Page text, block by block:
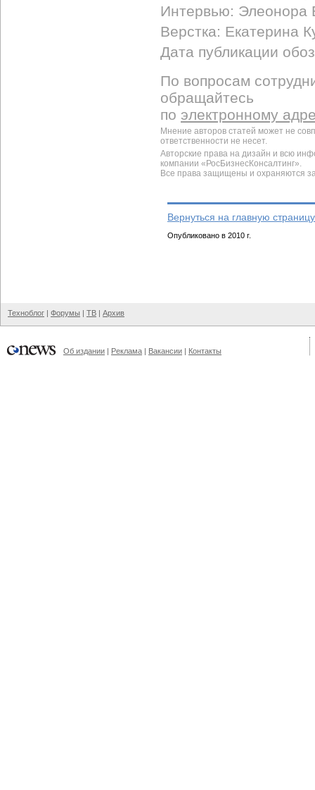
Интервью: Элеонора
Верстка: Екатерина
Дата публикации
По вопросам
обращайтесь
по электронному
Мнение авторов статей может не
ответственности не несет.
Авторские права на дизайн и всю
компании «РосБизнесКонсалтинг».
Все права защищены и охраняются
Вернуться на главную
Опубликовано в 2010 г.
Техноблог | Форумы | ТВ | Архив
Об издании | Реклама | Вакансии | Контакты